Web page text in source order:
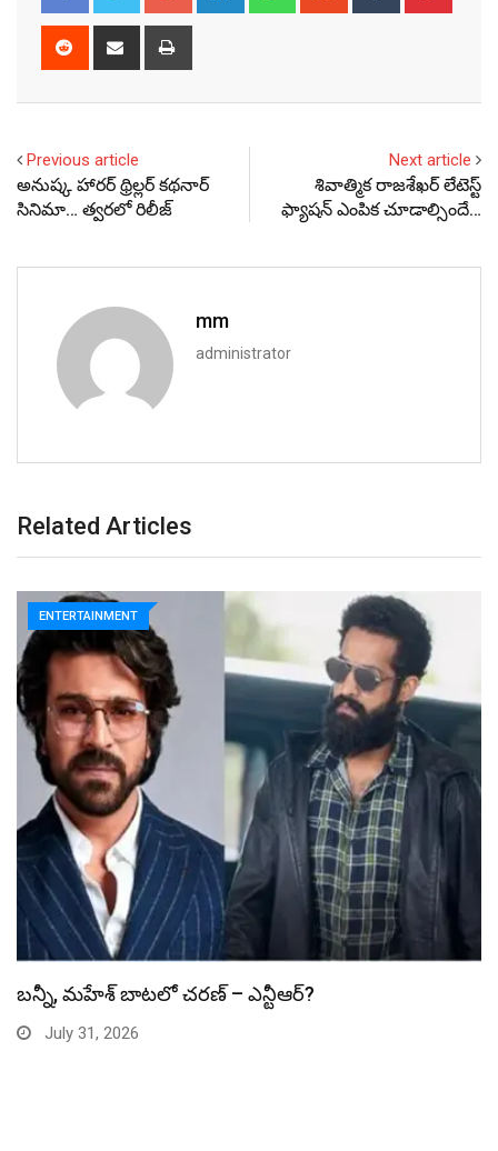
Reddit
Share
Previous article
అనుష్క హారర్ థ్రిల్లర్ కథనార్
సినిమా… త్వరలో రిలీజ్
Next article
శివాత్మిక రాజశేఖర్ లేటెస్ట్
ఫ్యాషన్ ఎంపిక చూడాల్సిందే…
mm
administrator
Related Articles
ENTERTAINMENT
స్పైడర్ మ్యాన్ బాక్సాఫీస్ రికార్డు బద్దలు
July 31, 2026